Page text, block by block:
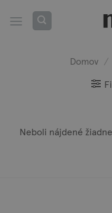
Domov /
Neboli nájdené